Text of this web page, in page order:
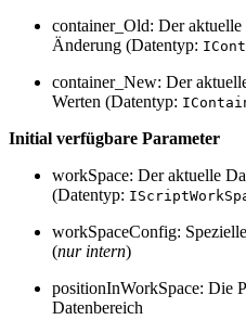
container_Old: Der
Änderung (Datentyp:
container_New: Der
Werten (Datentyp:
Initial verfügbare Parameter
workSpace: Der aktuelle
(Datentyp:
workSpaceConfig:
(nur intern)
positionInWorkSpace: Die
Datenbereich